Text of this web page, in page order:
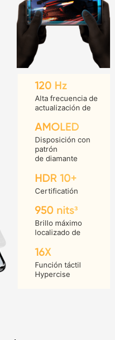
120 Hz
Alta frecuencia de
actualización de
AMOLED
Disposición con
patrón
de diamante
HDR 10+
Certificatión
950 nits³
Brillo máximo
localizado de
16X
Función táctil
Hypercise